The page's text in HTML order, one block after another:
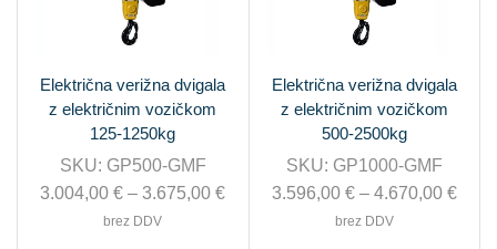
Električna verižna dvigala
z električnim vozičkom
125-1250kg
SKU: GP500-GMF
3.004,00€ – 3.675,00€
brez DDV
Električna verižna dvigala
z električnim vozičkom
500-2500kg
SKU: GP1000-GMF
3.596,00 € – 4.670,00 €
brez DDV